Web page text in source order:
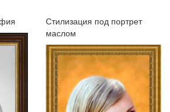
Стилизация под портрет
маслом